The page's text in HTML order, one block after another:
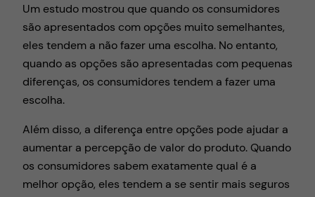
Um estudo mostrou que quando os consumidores
são apresentados com opções muito semelhantes,
eles tendem a não fazer uma escolha. No entanto,
quando as opções são apresentadas com pequenas
diferenças, os consumidores tendem a fazer uma
escolha.
Além disso, a diferença entre opções pode ajudar a
aumentar a percepção de valor do produto. Quando
os consumidores sabem exatamente qual é a
melhor opção, eles tendem a se sentir mais seguros